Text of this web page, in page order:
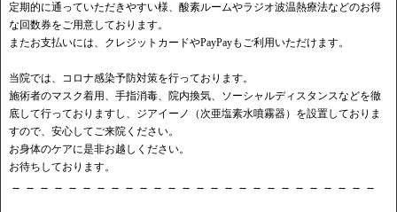
定期的に通っていただきやすい様、酸素ルームやラジオ波温熱療法などのお得
な回数券をご用意しております。
またお支払いには、クレジットカードやPayPayもご利用いただけます。
当院では、コロナ感染予防対策を行っております。
施術者のマスク着用、手指消毒、院内換気、ソーシャルディスタンスなどを徹
底して行っておりますし、ジアイーノ（次亜塩素水噴霧器）を設置しておりま
すので、安心してご来院ください。
お身体のケアに是非お越しください。
お待ちしております。
－－－－－－－－－－－－－－－－－－－－－－－－－－